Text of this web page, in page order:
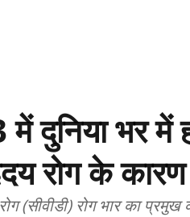
दुनिया भर में
रोग के
(सीवीडी) रोग भार का